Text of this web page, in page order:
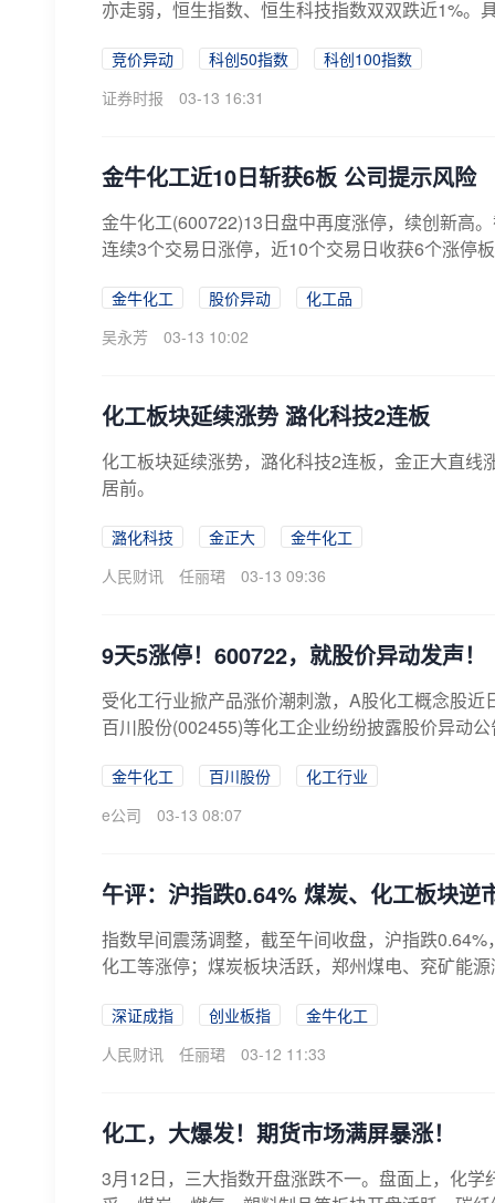
亦走弱，恒生指数、恒生科技指数双双跌近1%。
竞价异动 科创50指数
科创100指数
证券时报
03-13 16:31
金牛化工近10日斩获6板 公司提示风险
金牛化工(600722)13日盘中再度涨停，续创新高
连续3个交易日涨停，近10个交易日收获6个涨停
金牛化工 股价异动
化工品
吴永芳
03-13 10:02
化工板块延续涨势 潞化科技2连板
化工板块延续涨势，潞化科技2连板，金正大直
居前。
潞化科技 金正大
金牛化工
人民财讯
任丽珺 03-13 09:36
9天5涨停！600722，就股价异动发声！
受化工行业掀产品涨价潮刺激，A股化工概念股
百川股份(002455)等化工企业纷纷披露股价异动
金牛化工 百川股份
化工行业
e公司
03-13 08:07
午评：沪指跌0.64% 煤炭、化工板块逆
指数早间震荡调整，截至午间收盘，沪指跌
化工等涨停；煤炭板块活跃，郑州煤电、兖矿能
深证成指 创业板指
金牛化工
人民财讯
任丽珺 03-12 11:33
化工，大爆发！期货市场满屏暴涨！
3月12日，三大指数开盘涨跌不一。盘面上，化